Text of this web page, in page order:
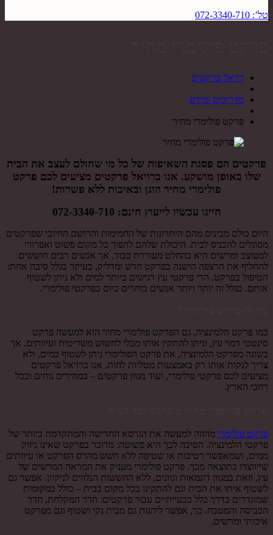
טל’: 072-3340-710
רויאל פרקטים
מדריכים ומידע
פרקט פולימרי מחיר
פרקטים הם פסגת השאיפות של כל מי שחולם לעצב את הבית
שלו באופן מושקע. אנו ברויאל פרקטים מציעים לכם פרקט
פולימרי מחיר הוגן ובאיכות ללא פשרות!
חייגו עכשיו לייעוץ חינם: 072-3340-710
היום כולם מבינים מהם היתרונות של החמימות והרושם החיובי שפרקטים
מסוגלים להכניס לבית. היכולת שלהם להפוך כל מקום פשוט ואפרורי
למעוצב ומרשים היא בהחלט מעוררת כבוד. אך אנשים רבים חוששים
להחליף את הרצפה הישנה בפרקט חדש ומדליק, בעיקר בגלל סיבה אחת:
הטיפול בפרקט. הרי פרקטי עץ רגישים ביותר למים ולא ניתן לשטוף
אותם. בגלל זה יותר ויותר אנשים בוחרים כיום בפרקטי פולימרי.
כמו פרקט הלמינציה, גם הפרקט פולימרי מחיר הוא למעשה פרקט
סינטטי דמוי עץ, וניתן להתקין אותו מבלי לחשוש משריטות ועיוותים. אך
בשונה מפרקט הלמינציה, את פרקט הפולימרי ניתן לשטוף במים, ולא
צריך לנקות אותו רק באמצעות מטליות לחות. אנו ברויאל פרקטים
מציעים לכם פרקטי פולימרי, ועוד מגוון פרקטים – במחירים נוחים ובכל
רחבי הארץ.
פרקט פולימרי מהווה למעשה את הגרסא החדישה והמתקדמת ביותר של
פרקטי הלמינציה. הסיבה לכך היא פשוטה: מדובר בפרקט שאינו ניזוק
ממים, ושמאפשר רטיבות או שטיפה ללא חשש מהרס הפרקט או עיוותים
שייווצרו כתוצאה מכך. פרקט פולימרי מעניק את המראה המרשים של
עץ, וזאת במגוון דוגמאות וגוונים, ללא החששות הנלווים לניקיון. אפשר גם
לשטוף איתו את הבית וגם להתקינו בכל מקום בבית – כולל במקומות
שמוגדרים בדרך כלל כבעייתיים עבור פרקטים: חדר המקלחת, חדר
הכביסה והמטבח. כך, אפשר ליהנות גם מבית נקי ושטוף וגם מפרקט
איכותי ומרשים.